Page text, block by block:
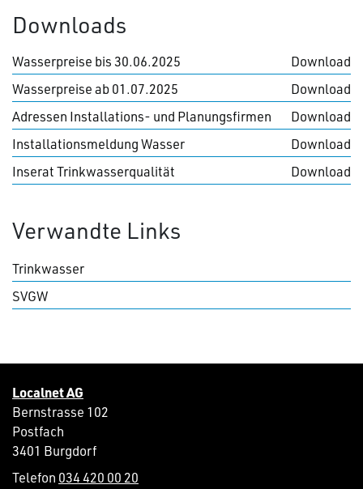
Downloads
Wasserpreise bis 30.06.2025
Download
Wasserpreise ab 01.07.2025
Download
Adressen Installations- und Planungsfirmen
Download
Installationsmeldung Wasser
Download
Inserat Trinkwasserqualität
Download
Verwandte Links
Trinkwasser
SVGW
Localnet AG
Bernstrasse 102
Postfach
3401 Burgdorf
Telefon 034 420 00 20